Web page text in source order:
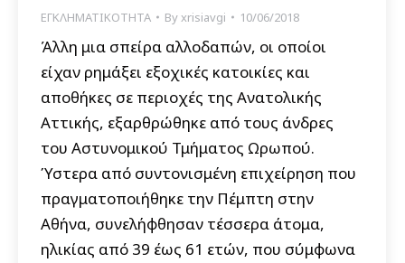
ΕΓΚΛΗΜΑΤΙΚΟΤΗΤΑ Byxrisiavgi 10/06/2018
Άλλη μια σπείρα αλλοδαπών, οι οποίοι
είχαν ρημάξει εξοχικές κατοικίες και
αποθήκες σε περιοχές της Ανατολικής
Αττικής, εξαρθρώθηκε από τους άνδρες
του Αστυνομικού Τμήματος Ωρωπού.
Ύστερα από συντονισμένη επιχείρηση που
πραγματοποιήθηκε την Πέμπτη στην
Αθήνα, συνελήφθησαν τέσσερα άτομα,
ηλικίας από 39 έως 61 ετών, που σύμφωνα